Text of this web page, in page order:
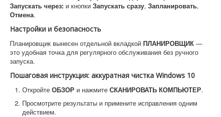
Запускать через: и кнопки Запускать сразу, Запланировать,
Отмена.
Настройки и безопасность
Планировщик вынесен отдельной вкладкой ПЛАНИРОВЩИК —
это удобная точка для регулярного обслуживания без ручного
запуска.
Пошаговая инструкция: аккуратная чистка Windows 10
Откройте ОБЗОР и нажмите СКАНИРОВАТЬ КОМПЬЮТЕР.
Просмотрите результаты и примените исправления одним
действием.